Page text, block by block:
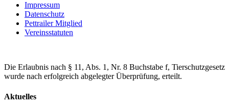
Impressum
Datenschutz
Pettrailer Mitglied
Vereinsstatuten
Die Erlaubnis nach § 11, Abs. 1, Nr. 8 Buchstabe f, Tierschutzgesetz
wurde nach erfolgreich abgelegter Überprüfung, erteilt.
Aktuelles